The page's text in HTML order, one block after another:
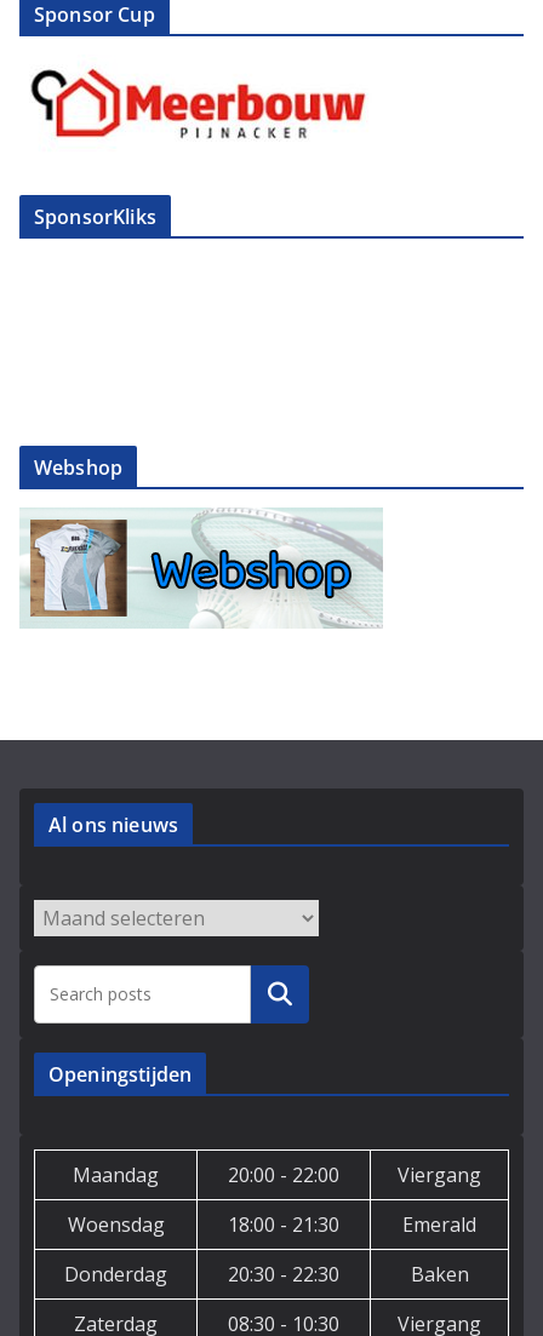
Sponsor Cup
SponsorKliks
Webshop
Al ons nieuws
Archieven
Zoeken
Openingstijden
Maandag 20:00 - 22:00
Viergang
Woensdag
18:00 - 21:30
Emerald
Donderdag
20:30 - 22:30
Baken
Zaterdag
08:30 - 10:30 Viergang